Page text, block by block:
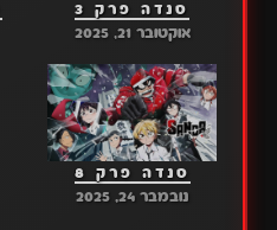
סנדה פרק 3
אוקטובר 21, 2025
סנדה פרק 8
נובמבר 24, 2025